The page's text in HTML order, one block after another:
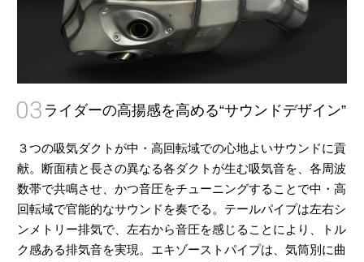
03 ライダーの高揚感を高める“サウンドデザイン”
３つの吸気ダクトが中・高回転域での心地よいサウンドに貢
献。断面積と長さの異なる各ダクトが生む吸気音を、各周波
数帯で共鳴させ、かつ音圧をチューニングすることで中・高
回転域で官能的なサウンドを奏でる。テールパイプは左右シ
ンメトリー排気で、左右から音圧を感じることにより、トル
ク感ある排気音を実現。エキゾーストパイプは、気筒別に曲